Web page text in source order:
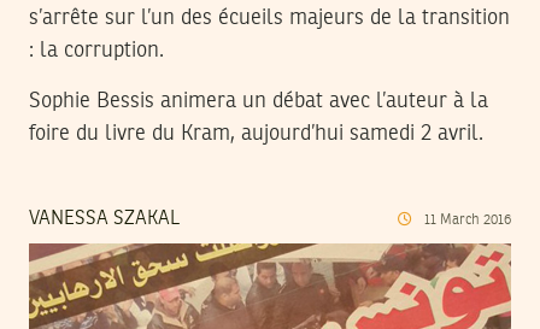
s’arrête sur l’un des écueils majeurs de la transition
: la corruption.
Sophie Bessis animera un débat avec l’auteur à la
foire du livre du Kram, aujourd’hui samedi 2 avril.
VANESSA SZAKAL 11 March 2016